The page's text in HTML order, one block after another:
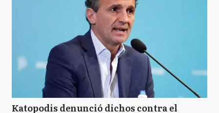
Katopodis denunció dichos contra el